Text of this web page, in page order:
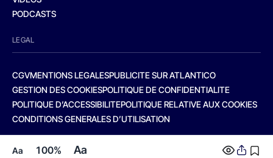
Aa 100% Aa
PODCASTS
LEGAL
CGVMENTIONS LEGALESPUBLICITE SUR ATLANTICO
GESTION DES COOKIESPOLITIQUE DE CONFIDENTIALITE
POLITIQUE D’ACCESSIBILITEPOLITIQUE RELATIVE AUX COOKIES
CONDITIONS GENERALES D’UTILISATION